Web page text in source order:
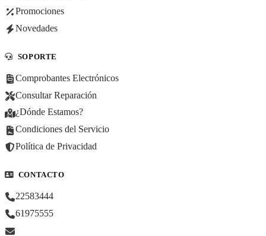
Promociones
Novedades
SOPORTE
Comprobantes Electrónicos
Consultar Reparación
¿Dónde Estamos?
Condiciones del Servicio
Política de Privacidad
CONTACTO
22583444
61975555